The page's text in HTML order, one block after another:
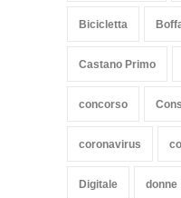
Bicicletta
Castano Primo
concorso
coronavirus
Digitale donne